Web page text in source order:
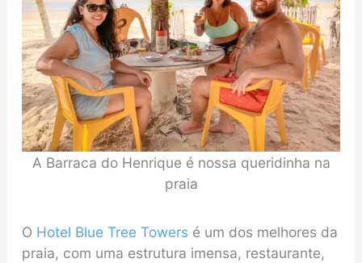
A Barraca do Henrique é nossa queridinha na
praia
O Hotel Blue Tree Towers é um dos melhores da
praia, com uma estrutura imensa, restaurante,